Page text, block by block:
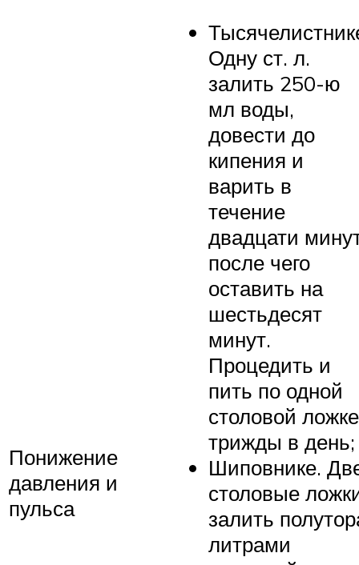
Понижение
давления и
пульса
Одну ст. л.
залить 250-ю
мл воды,
довести до
кипения и
варить в
течение
двадцати
после чего
оставить на
шестьдесят
минут.
Процедить и
пить по одной
столовой ложке
трижды в день;
Шиповнике.
столовые
залить
литрами